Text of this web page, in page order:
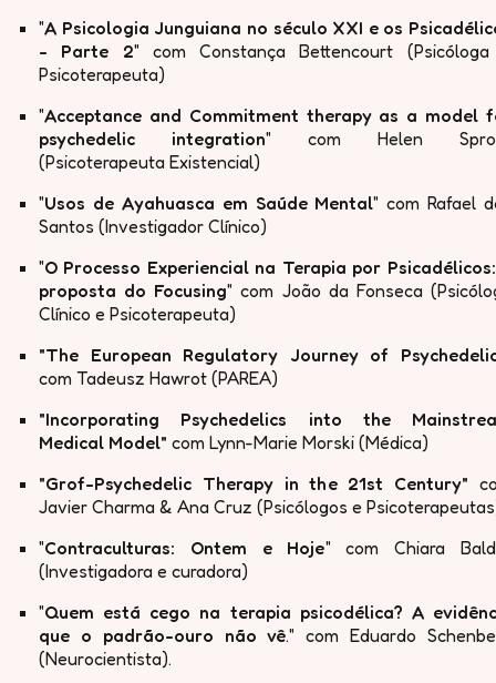
"A Psicologia Junguiana no século XXI e os
- Parte 2" com Constança Bettencourt
Psicoterapeuta)
"Acceptance and Commitment therapy as a model
psychedelic integration" com Helen
(Psicoterapeuta Existencial)
"Usos de Ayahuasca em Saúde Mental" com Rafael
Santos (Investigador Clínico)
"O Processo Experiencial na Terapia por
proposta do Focusing" com João da Fonseca
Clínico e Psicoterapeuta)
" The European Regulatory Journey of
com Tadeusz Hawrot (PAREA)
" Incorporating Psychedelics into the
Medical Model" com Lynn-Marie Morski (Médica)
" Grof-Psychedelic Therapy in the 21st Century"
Javier Charma & Ana Cruz (Psicólogos e
"Contraculturas: Ontem e Hoje" com Chiara
(Investigadora e curadora)
"Quem está cego na terapia psicodélica? A
que o padrão-ouro não vê." com Eduardo
(Neurocientista).